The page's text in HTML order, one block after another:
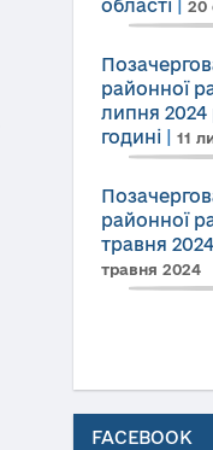
області| 20
районної
липня 2024
годині| 11
районної
травня
травня 2024
FACEBOOK